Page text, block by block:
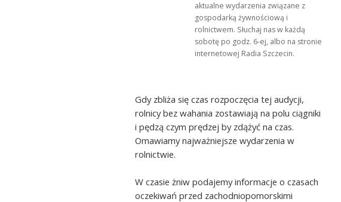
aktualne wydarzenia związane z
gospodarką żywnościową i
rolnictwem. Słuchaj nas w każdą
sobotę po godz. 6-ej, albo na stronie
internetowej Radia Szczecin.
Gdy zbliża się czas rozpoczęcia tej audycji,
rolnicy bez wahania zostawiają na polu ciągniki
i pędzą czym prędzej by zdążyć na czas.
Omawiamy najważniejsze wydarzenia w
rolnictwie.
W czasie żniw podajemy informacje o czasach
oczekiwań przed zachodniopomorskimi